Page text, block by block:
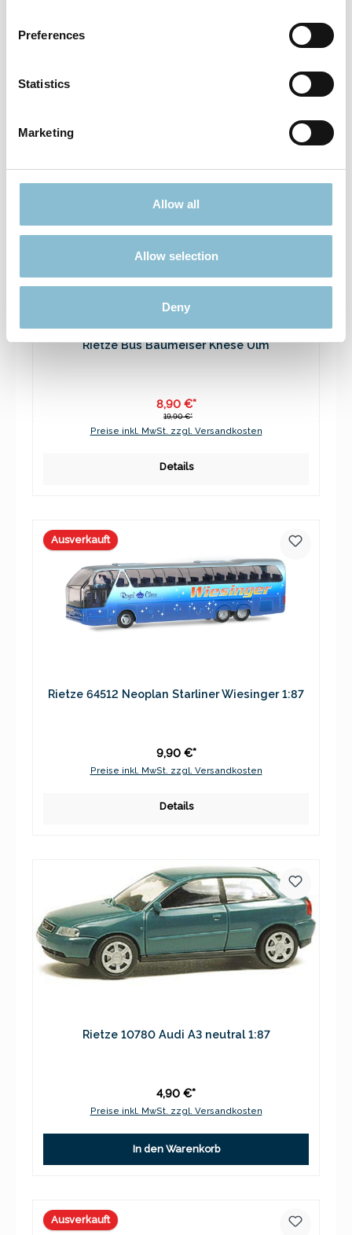
Preferences
Statistics
Marketing
Allow all
Allow selection
Deny
Rietze Bus Baumeiser Knese Ulm
8,90 €*
19,90 €*
Preise inkl. MwSt. zzgl. Versandkosten
Details
Ausverkauft
Rietze 64512 Neoplan Starliner Wiesinger 1:87
9,90 €*
Preise inkl. MwSt. zzgl. Versandkosten
Details
Rietze 10780 Audi A3 neutral 1:87
4,90 €*
Preise inkl. MwSt. zzgl. Versandkosten
In den Warenkorb
Ausverkauft